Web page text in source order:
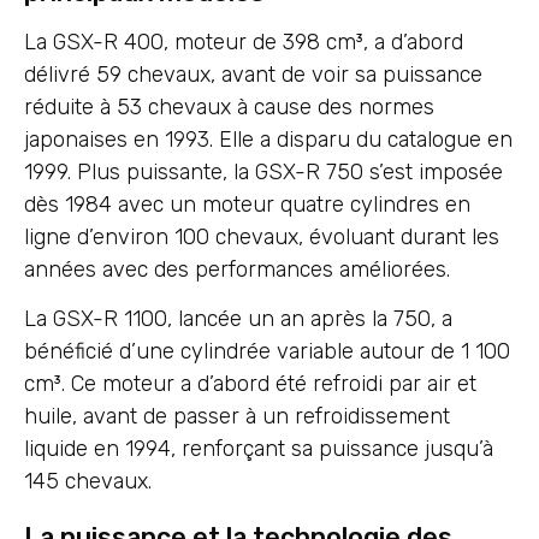
La GSX-R 400, moteur de 398 cm³, a d’abord
délivré 59 chevaux, avant de voir sa puissance
réduite à 53 chevaux à cause des normes
japonaises en 1993. Elle a disparu du catalogue en
1999. Plus puissante, la GSX-R 750 s’est imposée
dès 1984 avec un moteur quatre cylindres en
ligne d’environ 100 chevaux, évoluant durant les
années avec des performances améliorées.
La GSX-R 1100, lancée un an après la 750, a
bénéficié d’une cylindrée variable autour de 1 100
cm³. Ce moteur a d’abord été refroidi par air et
huile, avant de passer à un refroidissement
liquide en 1994, renforçant sa puissance jusqu’à
145 chevaux.